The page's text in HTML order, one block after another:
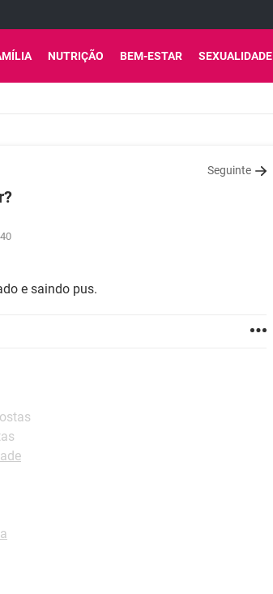
NUTRIÇÃO BEM-ESTAR SEXUALIDADE
Seguinte
e saindo pus.